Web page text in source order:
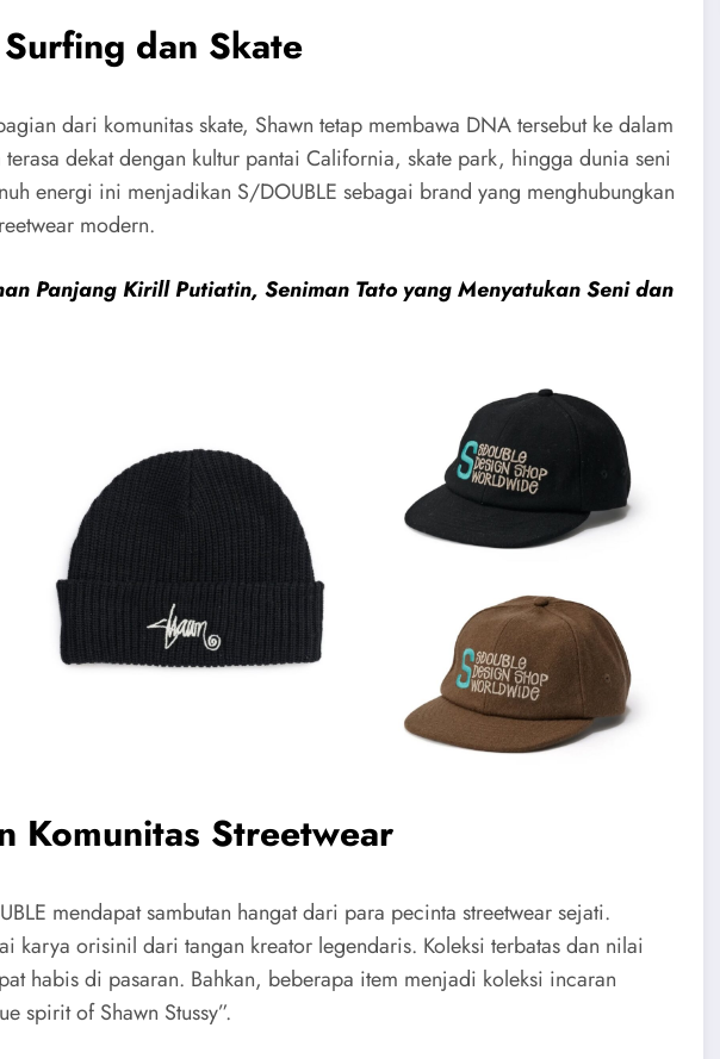
dan Skate
dari komunitas skate, Shawn tetap membawa DNA tersebut ke dalam
dekat dengan kultur pantai California, skate park, hingga dunia seni
energi ini menjadikan S/DOUBLE sebagai brand yang menghubungkan
modern.
Panjang Kirill Putiatin, Seniman Tato yang Menyatukan Seni dan
Komunitas Streetwear
mendapat sambutan hangat dari para pecinta streetwear sejati.
karya orisinil dari tangan kreator legendaris. Koleksi terbatas dan nilai
habis di pasaran. Bahkan, beberapa item menjadi koleksi incaran
spirit of Shawn Stussy”.